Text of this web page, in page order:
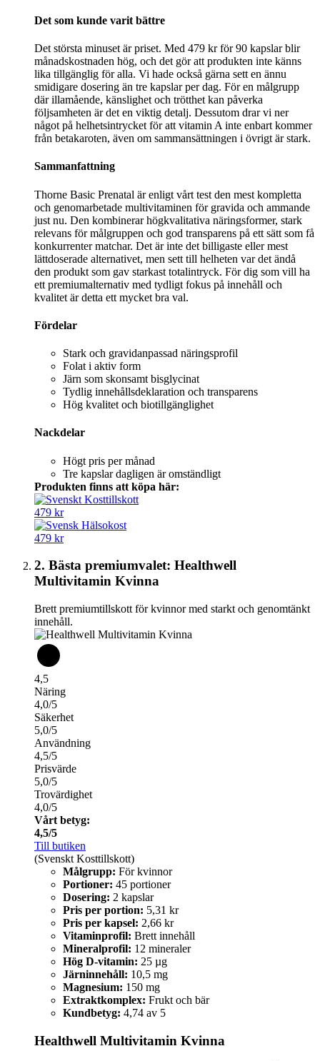
Det som kunde varit bättre
Det största minuset är priset. Med 479 kr för 90 kapslar blir
månadskostnaden hög, och det gör att produkten inte känns
lika tillgänglig för alla. Vi hade också gärna sett en ännu
smidigare dosering än tre kapslar per dag. För en målgrupp
där illamående, känslighet och trötthet kan påverka
följsamheten är det en viktig detalj. Dessutom drar vi ner
något på helhetsintrycket för att vitamin A inte enbart kommer
från betakaroten, även om sammansättningen i övrigt är stark.
Sammanfattning
Thorne Basic Prenatal är enligt vårt test den mest kompletta
och genomarbetade multivitaminen för gravida och ammande
just nu. Den kombinerar högkvalitativa näringsformer, stark
relevans för målgruppen och god transparens på ett sätt som få
konkurrenter matchar. Det är inte det billigaste eller mest
lättdoserade alternativet, men sett till helheten var det ändå
den produkt som gav starkast totalintryck. För dig som vill ha
ett premiumalternativ med tydligt fokus på innehåll och
kvalitet är detta ett mycket bra val.
Fördelar
Stark och gravidanpassad näringsprofil
Folat i aktiv form
Järn som skonsamt bisglycinat
Tydlig innehållsdeklaration och transparens
Hög kvalitet och biotillgänglighet
Nackdelar
Högt pris per månad
Tre kapslar dagligen är omständligt
Produkten finns att köpa här:
479 kr
479 kr
2. Bästa premiumvalet: Healthwell
Multivitamin Kvinna
Brett premiumtillskott för kvinnor med starkt och genomtänkt
innehåll.
4,5
Näring
4,0/5
Säkerhet
5,0/5
Användning
4,5/5
Prisvärde
5,0/5
Trovärdighet
4,0/5
Vårt betyg:
4,5/5
Till butiken
(Svenskt Kosttillskott)
Målgrupp: För kvinnor
Portioner: 45 portioner
Dosering: 2 kapslar
Pris per portion: 5,31 kr
Pris per kapsel: 2,66 kr
Vitaminprofil: Brett innehåll
Mineralprofil: 12 mineraler
Hög D-vitamin: 25 µg
Järninnehåll: 10,5 mg
Magnesium: 150 mg
Extraktkomplex: Frukt och bär
Kundbetyg: 4,74 av 5
Healthwell Multivitamin Kvinna